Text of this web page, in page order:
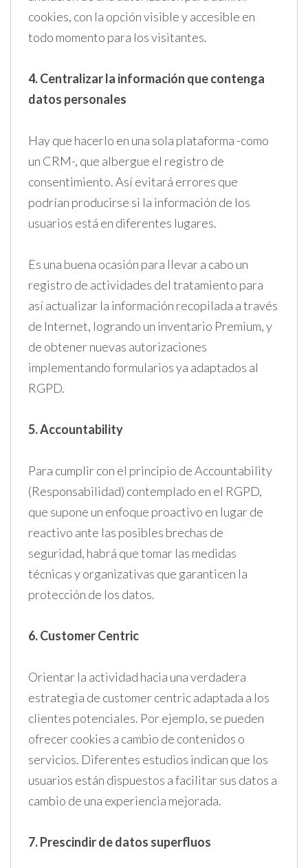
cookies, con la opción visible y accesible en
todo momento para los visitantes.
4. Centralizar la información que contenga
datos personales
Hay que hacerlo en una sola plataforma -como
un CRM-, que albergue el registro de
consentimiento. Así evitará errores que
podrían producirse si la información de los
usuarios está en diferentes lugares.
Es una buena ocasión para llevar a cabo un
registro de actividades del tratamiento para
así actualizar la información recopilada a través
de Internet, logrando un inventario Premium, y
de obtener nuevas autorizaciones
implementando formularios ya adaptados al
RGPD.
5. Accountability
Para cumplir con el principio de Accountability
(Responsabilidad) contemplado en el RGPD,
que supone un enfoque proactivo en lugar de
reactivo ante las posibles brechas de
seguridad, habrá que tomar las medidas
técnicas y organizativas que garanticen la
protección de los datos.
6. Customer Centric
Orientar la actividad hacia una verdadera
estrategia de customer centric adaptada a los
clientes potenciales. Por ejemplo, se pueden
ofrecer cookies a cambio de contenidos o
servicios. Diferentes estudios indican que los
usuarios están dispuestos a facilitar sus datos a
cambio de una experiencia mejorada.
7. Prescindir de datos superfluos